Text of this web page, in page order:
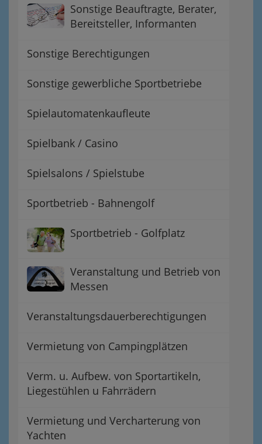
Sonstige Beauftragte, Berater,
Bereitsteller, Informanten
Sonstige Berechtigungen
Sonstige gewerbliche Sportbetriebe
Spielautomatenkaufleute
Spielbank / Casino
Spielsalons / Spielstube
Sportbetrieb - Bahnengolf
Sportbetrieb - Golfplatz
Veranstaltung und Betrieb von
Messen
Veranstaltungsdauerberechtigungen
Vermietung von Campingplätzen
Verm. u. Aufbew. von Sportartikeln,
Liegestühlen u Fahrrädern
Vermietung und Vercharterung von
Yachten